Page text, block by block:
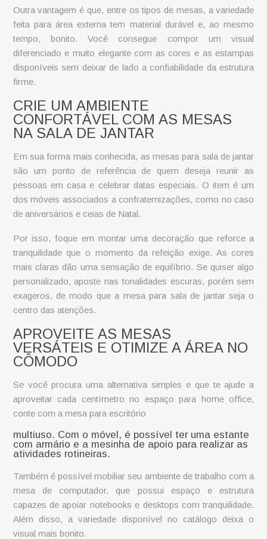
Outra vantagem é que, entre ostipos de mesas, a variedade
feita para área externa tem material durável e, ao mesmo
tempo, bonito. Você consegue compor um visual
diferenciado e muito elegante com as cores e as estampas
disponíveis sem deixar de lado a confiabilidade da estrutura
firme.
CRIE UM AMBIENTE
CONFORTÁVEL COM AS MESAS
NA SALA DE JANTAR
Em sua forma mais conhecida, as mesas para sala de jantar
são um ponto de referência de quem deseja reunir as
pessoas em casa e celebrar datas especiais. O item é um
dos móveis associados a confraternizações, como no caso
de aniversários e ceias de Natal.
Por isso, foque em montar uma decoração que reforce a
tranquilidade que o momento da refeição exige. As cores
mais claras dão uma sensação de equilíbrio. Se quiser algo
personalizado, aposte nas tonalidades escuras, porém sem
exageros, de modo que a mesa para sala de jantar seja o
centro das atenções.
APROVEITE AS MESAS
VERSÁTEIS E OTIMIZE A ÁREA NO
CÔMODO
Se você procura uma alternativa simples e que te ajude a
aproveitar cada centímetro no espaço para home office,
conte com a mesa para escritório
multiuso. Com o móvel, é possível ter uma estante
com armário e a mesinha de apoio para realizar as
atividades rotineiras.
Também é possível mobiliar seu ambiente de trabalho com a
mesa de computador, que possui espaço e estrutura
capazes de apoiar notebooks e desktops com tranquilidade.
Além disso, a variedade disponível no catálogo deixa o
visual mais bonito.